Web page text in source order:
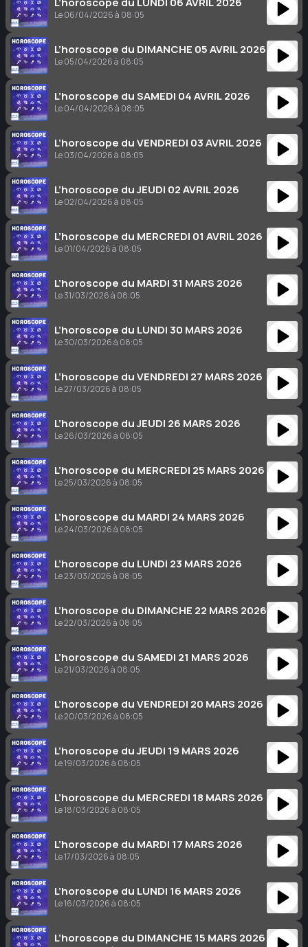
Le 06/04/2026 à 08:05
L’horoscope du DIMANCHE 05 AVRIL 2026
Le 05/04/2026 à 08:05
L’horoscope du SAMEDI 04 AVRIL 2026
Le 04/04/2026 à 08:05
L’horoscope du VENDREDI 03 AVRIL 2026
Le 03/04/2026 à 08:05
L’horoscope du JEUDI 02 AVRIL 2026
Le 02/04/2026 à 08:05
L’horoscope du MERCREDI 01 AVRIL 2026
Le 01/04/2026 à 08:05
L’horoscope du MARDI 31 MARS 2026
Le 31/03/2026 à 08:05
L’horoscope du LUNDI 30 MARS 2026
Le 30/03/2026 à 08:05
L’horoscope du VENDREDI 27 MARS 2026
Le 27/03/2026 à 08:05
L’horoscope du JEUDI 26 MARS 2026
Le 26/03/2026 à 08:05
L’horoscope du MERCREDI 25 MARS 2026
Le 25/03/2026 à 08:05
L’horoscope du MARDI 24 MARS 2026
Le 24/03/2026 à 08:05
L’horoscope du LUNDI 23 MARS 2026
Le 23/03/2026 à 08:05
L’horoscope du DIMANCHE 22 MARS 2026
Le 22/03/2026 à 08:05
L’horoscope du SAMEDI 21 MARS 2026
Le 21/03/2026 à 08:05
L’horoscope du VENDREDI 20 MARS 2026
Le 20/03/2026 à 08:05
L’horoscope du JEUDI 19 MARS 2026
Le 19/03/2026 à 08:05
L’horoscope du MERCREDI 18 MARS 2026
Le 18/03/2026 à 08:05
L’horoscope du MARDI 17 MARS 2026
Le 17/03/2026 à 08:05
L’horoscope du LUNDI 16 MARS 2026
Le 16/03/2026 à 08:05
L’horoscope du DIMANCHE 15 MARS 2026